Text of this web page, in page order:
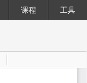
课程 工具